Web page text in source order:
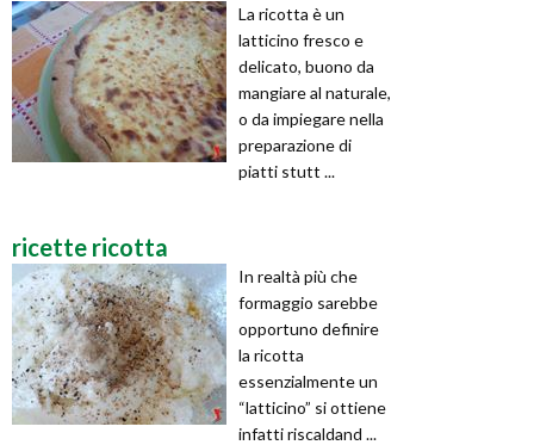
La ricotta è un
latticino fresco e
delicato, buono da
mangiare al naturale,
o da impiegare nella
preparazione di
piatti stutt ...
ricette ricotta
In realtà più che
formaggio sarebbe
opportuno definire
la ricotta
essenzialmente un
“latticino” si ottiene
infatti riscaldand ...